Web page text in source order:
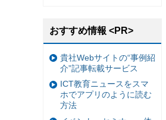
おすすめ情報 <PR>
貴社Webサイトの“事例紹
介”記事転載サービス
ICT教育ニュースをスマ
ホでアプリのように読む
方法